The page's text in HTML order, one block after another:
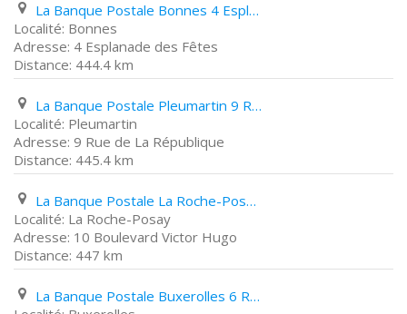
La Banque Postale Bonnes 4 Esplanade des Fêtes
Bonnes
4 Esplanade des Fêtes
444.4 km
La Banque Postale Pleumartin 9 Rue de La République
Pleumartin
9 Rue de La République
445.4 km
La Banque Postale La Roche-Posay 10 Boulevard Victor Hugo
La Roche-Posay
10 Boulevard Victor Hugo
447 km
La Banque Postale Buxerolles 6 Rue de L'hôtel de Ville